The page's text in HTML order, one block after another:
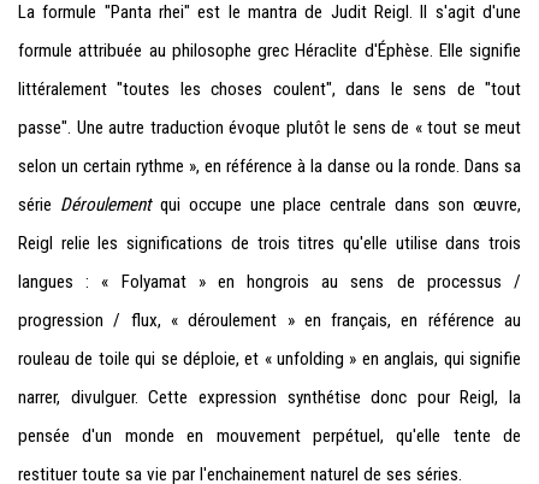
La formule "Panta rhei" est le mantra de Judit Reigl. Il s'agit d'une
formule attribuée au philosophe grec Héraclite d'Éphèse. Elle signifie
littéralement "toutes les choses coulent", dans le sens de "tout
passe". Une autre traduction évoque plutôt le sens de « tout se meut
selon un certain rythme », en référence à la danse ou la ronde. Dans sa
série Déroulementqui occupe une place centrale dans son œuvre,
Reigl relie les significations de trois titres qu'elle utilise dans trois
langues : « Folyamat » en hongrois au sens de processus /
progression / flux, « déroulement » en français, en référence au
rouleau de toile qui se déploie, et « unfolding » en anglais, qui signifie
narrer, divulguer. Cette expression synthétise donc pour Reigl, la
pensée d'un monde en mouvement perpétuel, qu'elle tente de
restituer toute sa vie par l'enchainement naturel de ses séries.